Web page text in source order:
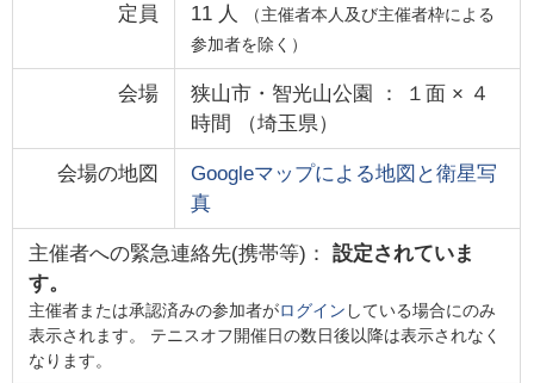
定員 11 人
（主催者本人及び主催者枠による
参加者を除く）
会場
狭山市・智光山公園 ： １面 × ４
時間
（埼玉県）
会場の地図
Googleマップによる地図と衛星写
真
主催者への緊急連絡先(携帯等)： 設定されていま
す。
主催者または承認済みの参加者がログイン している場合にのみ
表示されます。 テニスオフ開催日の数日後以降は表示されなく
なります。